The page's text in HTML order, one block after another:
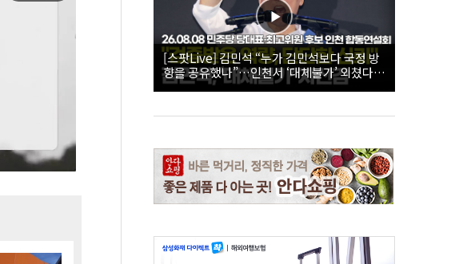
[스팟Live] 김민석 “누가 김민석보다 국정 방
향을 공유했나”…인천서 ‘대체불가’ 외쳤다 |
26.08.08 더불어민주당 당대표·최고위원 후